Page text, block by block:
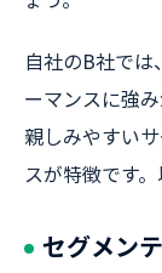
自社のB社で
ーマンスに強
親しみやすい
スが特徴です
セグメン